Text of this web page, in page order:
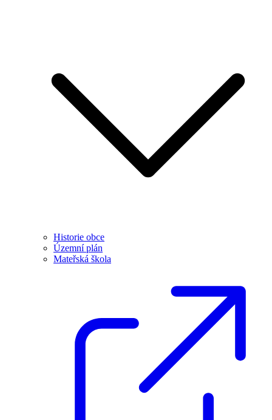
Historie obce
Územní plán
Mateřská škola